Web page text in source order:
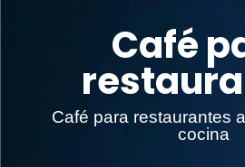
Café
Café para restaurantes
cocina